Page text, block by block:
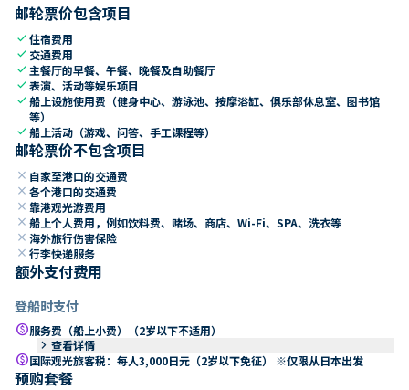
邮轮票价包含项目
check住宿费用
check 交通费用
check 主餐厅的早餐、午餐、晚餐及自助餐厅
check表演、活动等娱乐项目
check船上设施使用费（健身中心、游泳池、按摩浴缸、俱乐部休息室、图书馆
等）
check船上活动（游戏、问答、手工课程等）
邮轮票价不包含项目
close 自家至港口的交通费
close 各个港口的交通费
close 靠港观光游费用
close 船上个人费用，例如饮料费、赌场、商店、Wi-Fi、SPA、洗衣等
close 海外旅行伤害保险
close 行李快递服务
额外支付费用
登船时支付
paid服务费（船上小费）（2岁以下不适用）
keyboard_arrow_right 查看详情
paid国际观光旅客税：每人3,000日元（2岁以下免征） ※仅限从日本出发
预购套餐